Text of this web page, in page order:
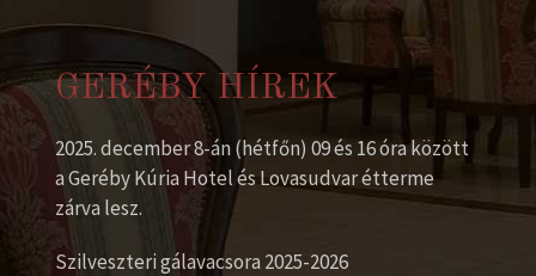
GERÉBY HÍREK
2025. december 8-án (hétfőn) 09 és 16 óra között
a Geréby Kúria Hotel és Lovasudvar étterme
zárva lesz.
Szilveszteri gálavacsora 2025-2026